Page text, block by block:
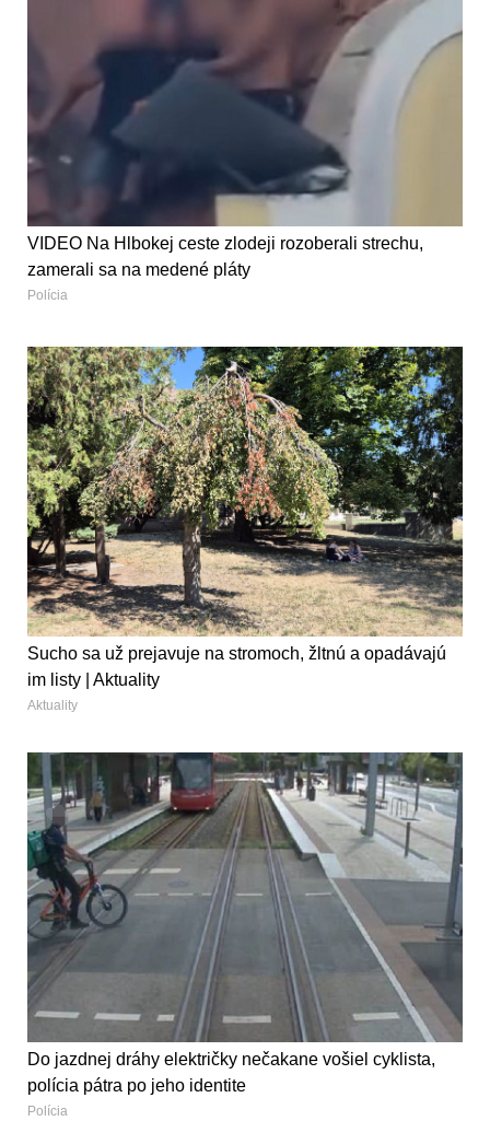
VIDEO Na Hlbokej ceste zlodeji rozoberali strechu,
zamerali sa na medené pláty
Polícia
Sucho sa už prejavuje na stromoch, žltnú a opadávajú
im listy | Aktuality
Aktuality
Do jazdnej dráhy električky nečakane vošiel cyklista,
polícia pátra po jeho identite
Polícia